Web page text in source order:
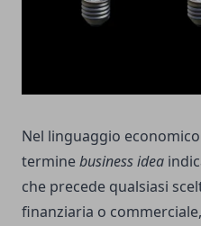
Nel linguaggio
terminebusiness idea
che precede qualsiasi
finanziaria o